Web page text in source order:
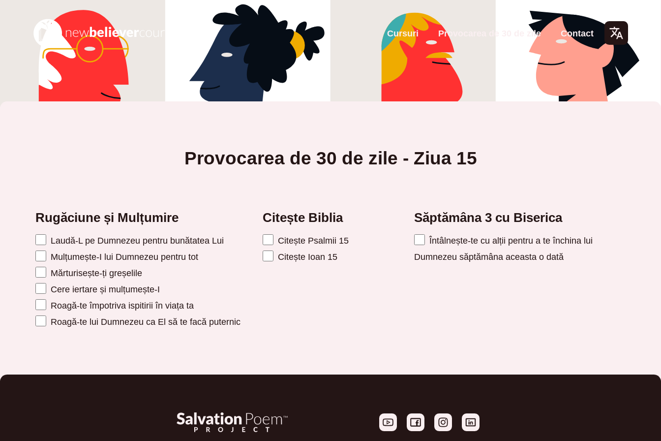
Lang
uage
Cursuri Provocarea de 30 de zile Contact
Provocarea de 30 de zile - Ziua 15
Rugăciune și Mulțumire
Laudă-L pe Dumnezeu pentru bunătatea Lui
Mulțumește-I lui Dumnezeu pentru tot
Mărturisește-ți greșelile
Cere iertare și mulțumește-I
Roagă-te împotriva ispitirii în viața ta
Roagă-te lui Dumnezeu ca El să te facă puternic
Citește Biblia
Citește Psalmii 15
Citește Ioan 15
Săptămâna 3 cu Biserica
Întâlnește-te cu alții pentru a te închina lui
Dumnezeu săptămâna aceasta o dată